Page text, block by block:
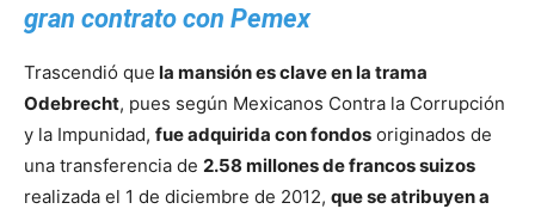
gran contrato con Pemex
Trascendió que la mansión es clave en la trama
Odebrecht, pues según Mexicanos Contra la Corrupción
y la Impunidad, fue adquirida con fondos originados de
una transferencia de 2.58 millones de francos suizos
realizada el 1 de diciembre de 2012, que se atribuyen a